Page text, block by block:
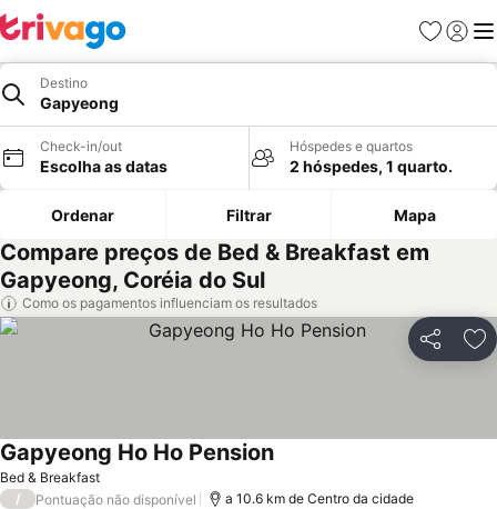
Favoritos
Iniciar
Destino
Gapyeong
Check-in/out
Escolha as datas
Hóspedes e quartos
2 hóspedes, 1 quarto.
Ordenar Filtrar Mapa
Compare preços de Bed & Breakfast em
Gapyeong, Coréia do Sul
Como os pagamentos influenciam os resultados
Partilhar
Bed & Breakfast
Gapyeong Ho Ho Pension
/ Pontuação não disponível a 10.6 km de Centro da cidade